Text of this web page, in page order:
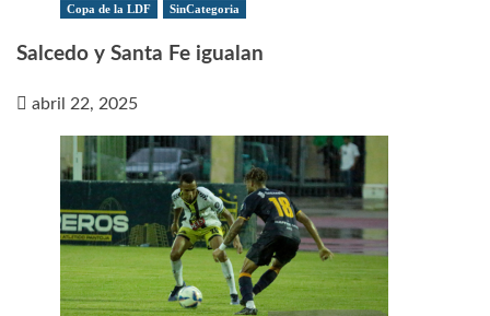
Copa de la LDF SinCategoria
Salcedo y Santa Fe igualan
abril 22, 2025